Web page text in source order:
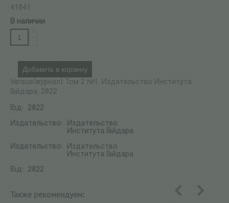
41841
В наличии
Добавить в корзину
Versus(журнал) Том 2 №1. Издательство Института
Гайдара, 2022
Год:
2022
Издательство:
Издательство
Института Гайдара
Издательство:
Издательство
Института Гайдара
Год:
2022
Также рекомендуем: